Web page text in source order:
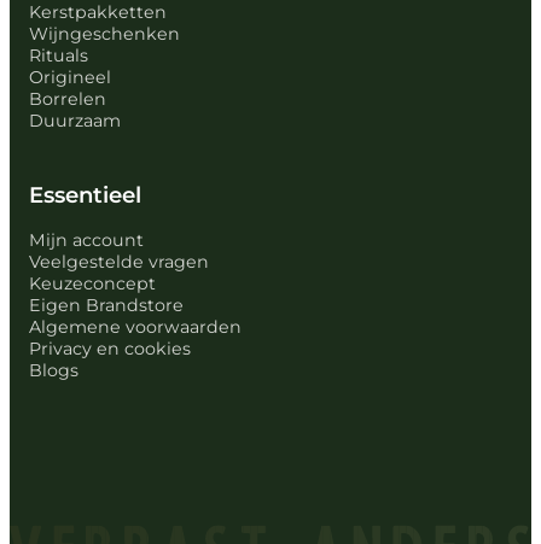
Kerstpakketten
Wijngeschenken
Rituals
Origineel
Borrelen
Duurzaam
Essentieel
Mijn account
Veelgestelde vragen
Keuzeconcept
Eigen Brandstore
Algemene voorwaarden
Privacy en cookies
Blogs